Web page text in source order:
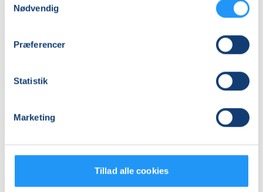
Nødvendig
Præferencer
Statistik
Marketing
Tillad alle cookies
Adresse
(Salen)
Praktiske oplysninger
Mødegange